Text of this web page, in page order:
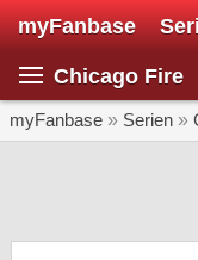
myFanbase
Chicago Fire
myFanbase » Serien »